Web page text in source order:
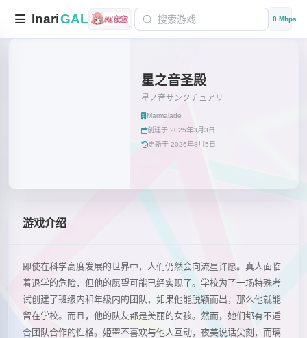
InariGAL 0 Mbps
星之音圣殿
星ノ音サンクチュアリ
Marmalade
创建于 2025年3月3日
更新于 2026年8月5日
游戏介绍
即使在科学高度发展的世界中，人们仍然会向流星许愿。真人面临
着退学的危险，但他的愿望可能已经实现了。学校为了一场特殊考
试创建了班级内和年级内的团队，如果他能脱颖而出，那么他就能
留在学校。而且，他的队友都是美丽的女孩。然而，她们都有不适
合团队合作的性格。姫翠不喜欢与他人互动，夜美说话尖刻，而璃